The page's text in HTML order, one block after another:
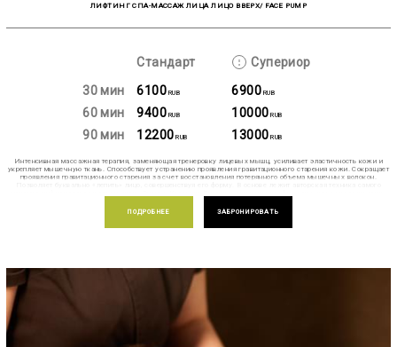
ЛИФТИНГ СПА-МАССАЖ ЛИЦА ЛИЦО ВВЕРХ/ FACE PUMP
Стандарт
Супериор
30 мин
6100 RUB 6900 RUB
60 мин 9400 RUB 10000 RUB
90 мин 12200 RUB 13000 RUB
Интенсивная массажная терапия, заменяющая тренеровку лицевых мышц, усиливает эластичность кожи и
укрепляет мышечную ткань. Способствует устранению проявления гравитационного старения кожи. Cокращает
проявления гравитационного старения за счет восстановления потерянного объема мышечных волокон.
поверхностного нейрорецепторного, сосудистого и мышечного пласта. Это пассивная гимнастика, позволяющая
буквально моделировать лицо, лепить и совершенствовать его форму.
ПОДРОБНЕЕ ЗАБРОНИРОВАТЬ